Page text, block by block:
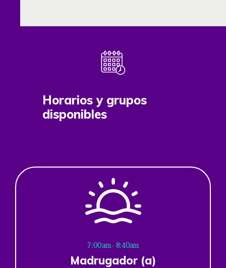
Horarios y grupos
disponibles
7:00am - 8:40am
Madrugador (a)